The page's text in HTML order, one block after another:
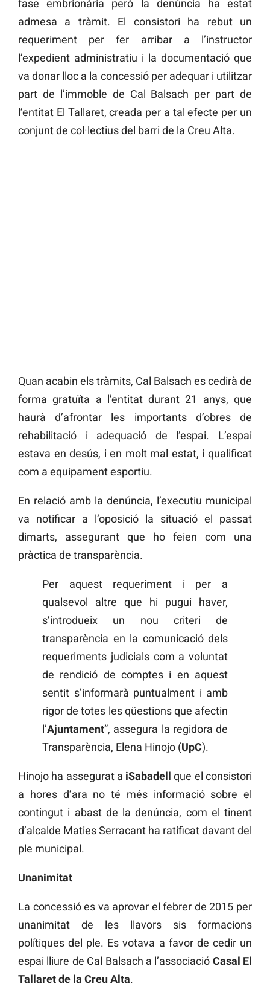
fase embrionària però la denúncia ha estat
admesa a tràmit. El consistori ha rebut un
requeriment per fer arribar a l’instructor
l’expedient administratiu i la documentació que
va donar lloc a la concessió per adequar i utilitzar
part de l’immoble de Cal Balsach per part de
l’entitat El Tallaret, creada per a tal efecte per un
conjunt de col·lectius del barri de la Creu Alta.
Quan acabin els tràmits, Cal Balsach es cedirà de
forma gratuïta a l’entitat durant 21 anys, que
haurà d’afrontar les importants d’obres de
rehabilitació i adequació de l’espai. L’espai
estava en desús, i en molt mal estat, i qualificat
com a equipament esportiu.
En relació amb la denúncia, l’executiu municipal
va notificar a l’oposició la situació el passat
dimarts, assegurant que ho feien com una
pràctica de transparència.
Per aquest requeriment i per a
qualsevol altre que hi pugui haver,
s’introdueix un nou criteri de
transparència en la comunicació dels
requeriments judicials com a voluntat
de rendició de comptes i en aquest
sentit s’informarà puntualment i amb
rigor de totes les qüestions que afectin
l’Ajuntament”, assegura la regidora de
Transparència, Elena Hinojo (UpC).
Hinojo ha assegurat a iSabadell que el consistori
a hores d’ara no té més informació sobre el
contingut i abast de la denúncia, com el tinent
d’alcalde Maties Serracant ha ratificat davant del
ple municipal.
Unanimitat
La concessió es va aprovar el febrer de 2015 per
unanimitat de les llavors sis formacions
polítiques del ple. Es votava a favor de cedir un
espai lliure de Cal Balsach a l’associació Casal El
Tallaret de la Creu Alta.